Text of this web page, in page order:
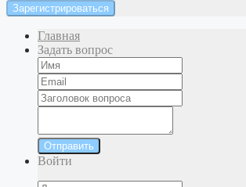
Главная
Задать вопрос
Отправить
Войти